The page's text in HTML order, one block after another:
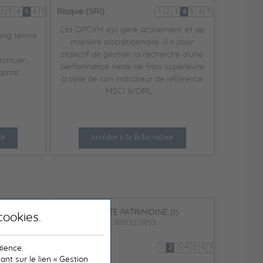
2 3 4 5 6 7
terme
Risque (SRI) 2 3 4 5 6 7
Cet OPCVM est géré activement et de
manière discrétionnaire. Il a pour
objectif de gestion la recherche d'une
performance nette de frais supérieure
à celle de son indicateur de référence
MSCI WORL ...
Accéder à la fiche valeur
2 3 4
LIBERTE PATRIMOINE (I)
FR0013253853
2 3 4 5 6
sur le lien « Gestion